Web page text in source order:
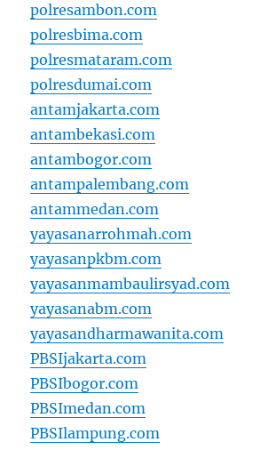
polresambon.com
polresbima.com
polresmataram.com
polresdumai.com
antamjakarta.com
antambekasi.com
antambogor.com
antampalembang.com
antammedan.com
yayasanarrohmah.com
yayasanpkbm.com
yayasanmambaulirsyad.com
yayasanabm.com
yayasandharmawanita.com
PBSIjakarta.com
PBSIbogor.com
PBSImedan.com
PBSIlampung.com